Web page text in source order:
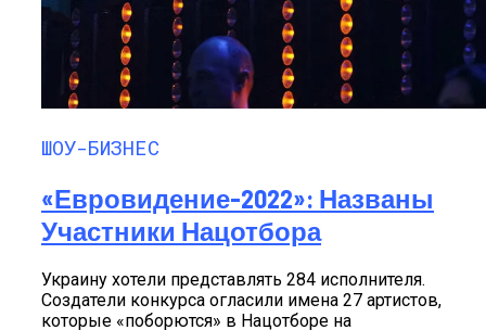
ШОУ-БИЗНЕС
«Евровидение-2022»: Названы
Участники Нацотбора
Украину хотели представлять 284 исполнителя.
Создатели конкурса огласили имена 27 артистов,
которые «поборются» в Нацотборе на